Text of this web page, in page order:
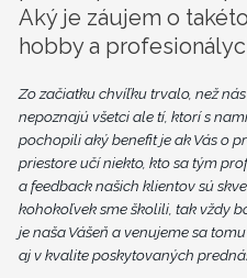
Aký je záujem o
hobby a
Zo začiatku chvíľku trvalo, než
nepoznajú všetci ale tí, ktorí s
pochopili aký benefit je ak Vás o
priestore učí niekto, kto sa tým
a feedback našich klientov sú
kohokoľvek sme školili, tak vždy
je naša Vášeň a venujeme sa
aj v kvalite poskytovaných